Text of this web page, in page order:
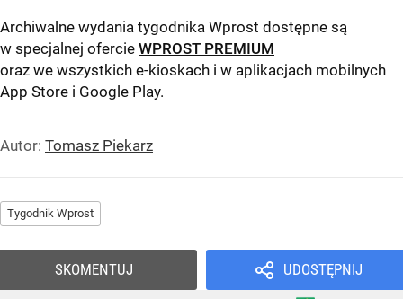
Archiwalne wydania tygodnika Wprost dostępne są
w specjalnej ofercie WPROST PREMIUM
oraz we wszystkich e-kioskach i w aplikacjach mobilnych
App Store i Google Play.
Autor: Tomasz Piekarz
Tygodnik Wprost
UDOSTĘPNIJ
SKOMENTUJ